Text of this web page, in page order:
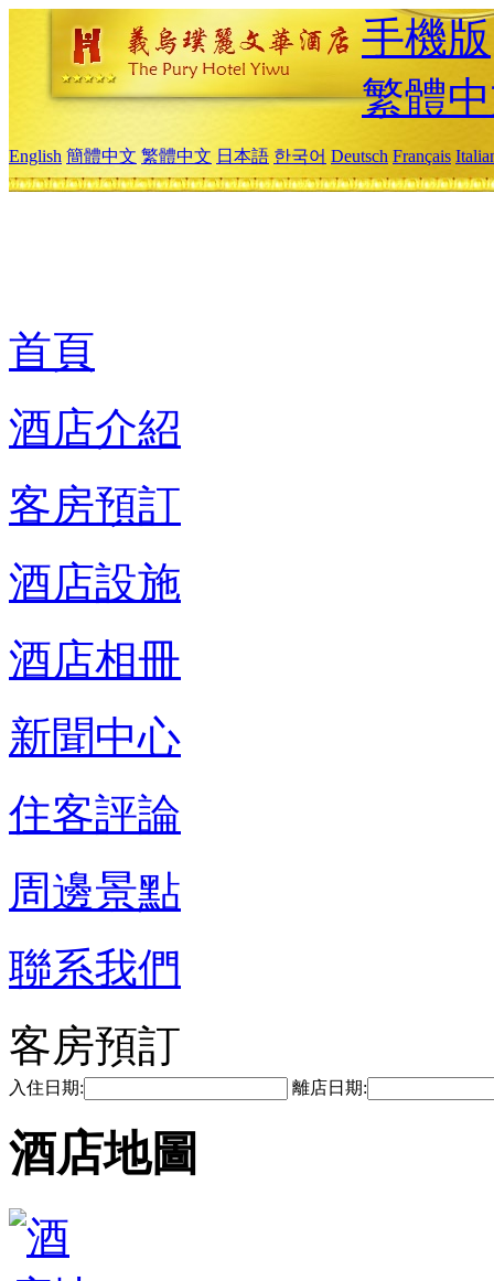
手機版
繁體
English 簡體中文 繁體中文 日本語 한국어 Deutsch Français
首頁
酒店介紹
客房預訂
酒店設施
酒店相冊
新聞中心
住客評論
周邊景點
聯系我們
客房預訂
入住日期: 離店日期:
酒店地圖